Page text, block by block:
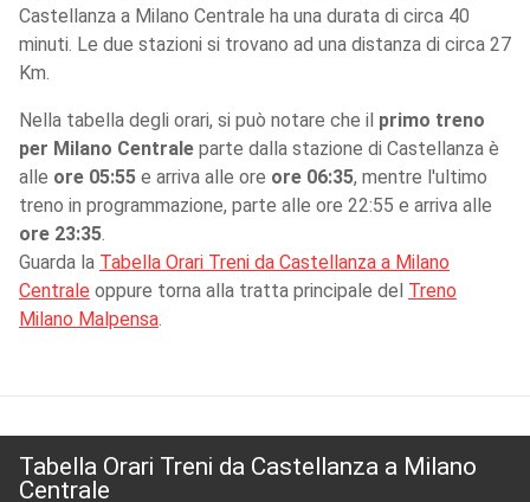
Castellanza a Milano Centrale ha una durata di circa 40
minuti. Le due stazioni si trovano ad una distanza di circa 27
Km.
Nella tabella degli orari, si può notare che il primo treno
per Milano Centrale parte dalla stazione di Castellanza è
alle ore 05:55 e arriva alle ore ore 06:35, mentre l'ultimo
treno in programmazione, parte alle ore 22:55 e arriva alle
ore 23:35
Guarda la Tabella Orari Treni da Castellanza a Milano
Centrale oppure torna alla tratta principale del Treno
Milano Malpensa
Tabella Orari Treni da Castellanza a Milano
Centrale